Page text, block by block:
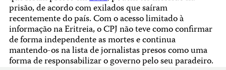
prisão, de acordo com exilados que saíram
recentemente do país. Com o acesso limitado à
informação na Eritreia, o CPJ não teve como confirmar
de forma independente as mortes e continua
mantendo-os na lista de jornalistas presos como uma
forma de responsabilizar o governo pelo seu paradeiro.